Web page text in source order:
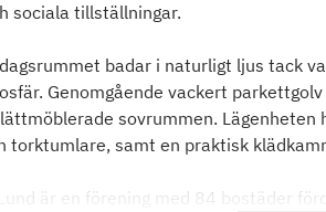
sociala tillställningar.
badar i naturligt ljus tack
Genomgående vackert
sovrummen.
torktumlare, samt en praktisk
är en förening med 84 bostäder